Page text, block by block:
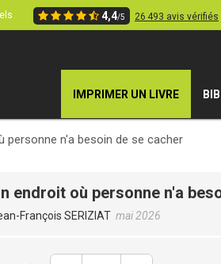
4,4/5 26 493 avis vérifiés
IMPRIMER UN LIVRE
personne n'a besoin de se cacher
endroit où personne n'a
François SERIZIAT mai 2026